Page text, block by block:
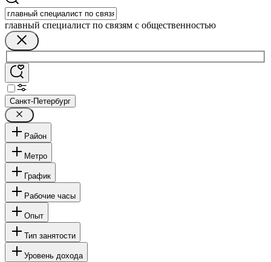
главный специалист по связям с общественностью
Санкт-Петербург
Район
Метро
График
Рабочие часы
Опыт
Тип занятости
Уровень дохода